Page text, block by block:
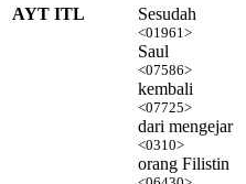
AYT ITL
Sesudah
<01961>
Saul
<07586>
kembali
<07725>
dari mengejar
<0310>
orang Filistin